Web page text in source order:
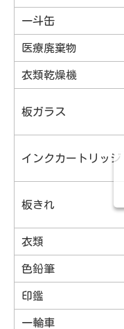
一斗缶
医療廃棄物
衣類乾燥機
板ガラス
インクカートリッジ
板きれ
衣類
色鉛筆
印鑑
一輪車